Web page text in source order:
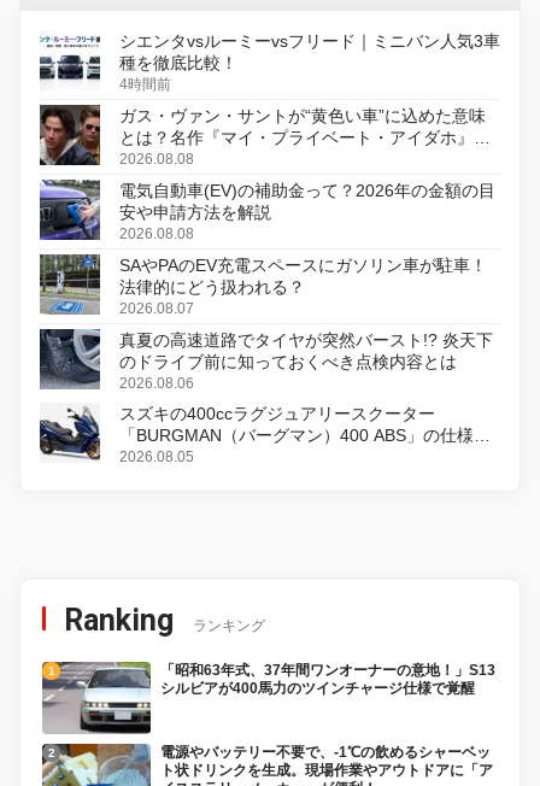
シエンタvsルーミーvsフリード｜ミニバン人気3車
種を徹底比較！
4時間前
ガス・ヴァン・サントが“黄色い車”に込めた意味
とは？名作『マイ・プライベート・アイダホ』が
初のデジタルリマスター版で復活
2026.08.08
電気自動車(EV)の補助金って？2026年の金額の目
安や申請方法を解説
2026.08.08
SAやPAのEV充電スペースにガソリン車が駐車！
法律的にどう扱われる？
2026.08.07
真夏の高速道路でタイヤが突然バースト!? 炎天下
のドライブ前に知っておくべき点検内容とは
2026.08.06
スズキの400ccラグジュアリースクーター
「BURGMAN（バーグマン）400 ABS」の仕様を
変更し、8月18日に発売
2026.08.05
Ranking ランキング
「昭和63年式、37年間ワンオーナーの意地！」S13
シルビアが400馬力のツインチャージ仕様で覚醒
電源やバッテリー不要で、-1℃の飲めるシャーベッ
ト状ドリンクを生成。現場作業やアウトドアに「ア